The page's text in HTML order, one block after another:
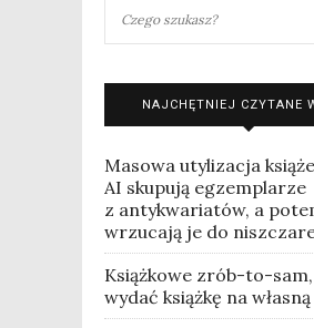
NAJCHĘTNIEJ CZYTANE
Masowa utylizacja
AI skupują egzemplarze
z antykwariatów, a
wrzucają je do
Książkowe zrób-to-
wydać książkę na